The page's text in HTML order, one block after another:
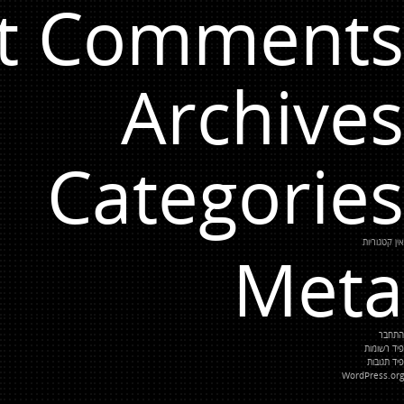
Comments
Archives
Categories
אין קטגוריות
Meta
התחבר
פיד רשומות
פיד תגובות
WordPress.org